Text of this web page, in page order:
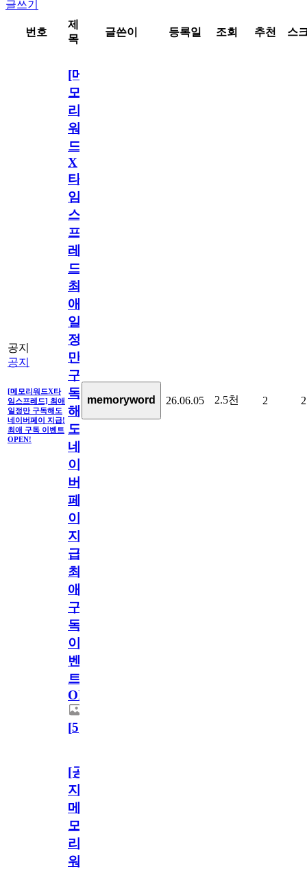
글쓰기
번호
제
목
글쓴이 등록일 조회 추천 스
공지
공지
[메모리워드X타
임스프레드] 최애
일정만 구독해도
네이버페이 지급!
최애 구독 이벤트
OPEN!
[메
모
리
워
드
X
타
임
스
프
레
드]
최
애
일
정
만
구
독
해
도
네
이
버
페
이
지
급!
최
애
구
독
이
벤
트
OPEN!
[5]
memoryword 26.06.05 2.5천 2 2
[공
지]
메
모
리
워